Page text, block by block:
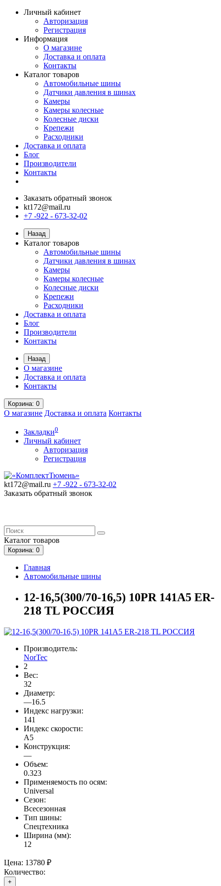
Личный кабинет
Авторизация
Регистрация
Информация
О магазине
Доставка и оплата
Контакты
Каталог товаров
Автомобильные шины
Датчики давления в шинах
Камеры
Камеры колесные
Колесные диски
Крепежи
Расходники
Доставка и оплата
Блог
Производители
Контакты
Заказать обратный звонок
kt172@mail.ru
+7 -922 - 673-32-02
Назад
Каталог товаров
Автомобильные шины
Датчики давления в шинах
Камеры
Камеры колесные
Колесные диски
Крепежи
Расходники
Доставка и оплата
Блог
Производители
Контакты
Назад
О магазине
Доставка и оплата
Контакты
Корзина: 0
О магазине Доставка и оплата Контакты
Закладки0
Личный кабинет
Авторизация
Регистрация
kt172@mail.ru +7 -922 - 673-32-02
Заказать обратный звонок
Каталог товаров
Корзина: 0
Главная
Автомобильные шины
12-16,5(300/70-16,5) 10PR 141A5 ER-
218 TL РОССИЯ
Производитель:
NorTec
2
Вес:
32
Диаметр:
—16.5
Индекс нагрузки:
141
Индекс скорости:
A5
Конструкция:
—
Объем:
0.323
Применяемость по осям:
Universal
Сезон:
Всесезонная
Тип шины:
Спецтехника
Ширина (мм):
12
Цена: 13780 ₽
Количество:
+